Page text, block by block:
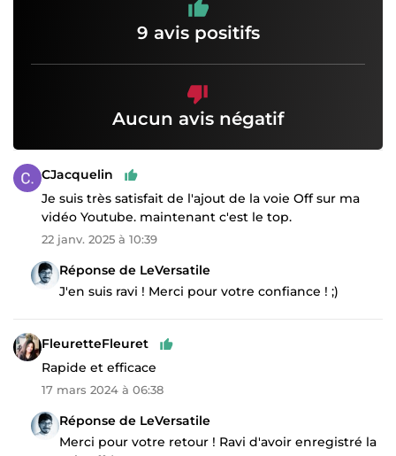
9 avis positifs
Aucun avis négatif
CJacquelin
Je suis très satisfait de l'ajout de la voie Off sur ma
vidéo Youtube. maintenant c'est le top.
22 janv. 2025 à 10:39
Réponse de LeVersatile
J'en suis ravi ! Merci pour votre confiance ! ;)
FleuretteFleuret
Rapide et efficace
17 mars 2024 à 06:38
Réponse de LeVersatile
Merci pour votre retour ! Ravi d'avoir enregistré la